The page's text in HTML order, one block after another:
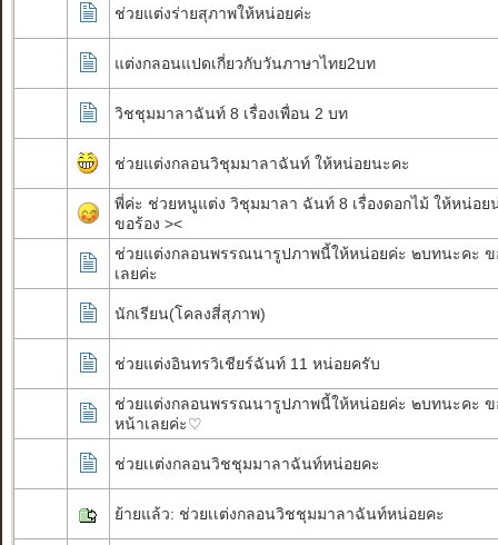
ช่วยแต่งร่ายสุภาพให้หน่อยค่ะ
แต่งกลอนแปดเกี่ยวกับวันภาษาไทย2บท
วิชชุมมาลาฉันท์ 8 เรื่องเพื่อน 2 บท
ช่วยแต่งกลอนวิชุมมาลาฉันท์ ให้หน่อยนะคะ
พี่ค่ะ ช่วยหนูแต่ง วิชุมมาลา ฉันท์ 8 เรื่องดอกไม้ ให้หน่อย
ขอร้อง ><
ช่วยแต่งกลอนพรรณนารูปภาพนี้ให้หน่อยค่ะ ๒บทนะคะ
เลยค่ะ
นักเรียน(โคลงสี่สุภาพ)
ช่วยแต่งอินทรวิเชียร์ฉันท์ 11 หน่อยครับ
ช่วยแต่งกลอนพรรณนารูปภาพนี้ให้หน่อยค่ะ ๒บทนะคะ
หน้าเลยค่ะ♡
ช่วยเเต่งกลอนวิชชุมมาลาฉันท์หน่อยคะ
ย้ายแล้ว: ช่วยเเต่งกลอนวิชชุมมาลาฉันท์หน่อยคะ